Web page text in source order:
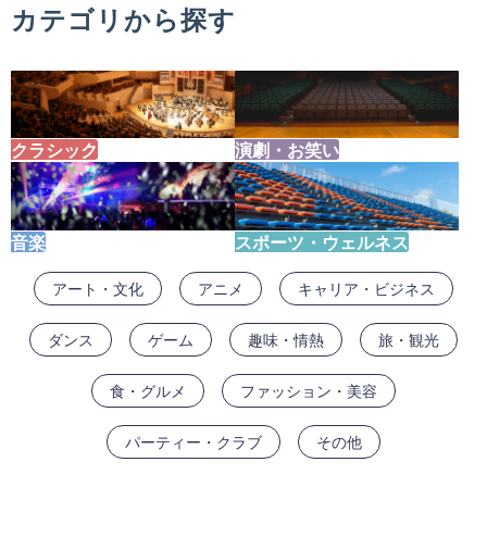
カテゴリから探す
クラシック 演劇・お笑い
音楽 スポーツ・ウェルネス
アート・文化 アニメ キャリア・ビジネス
ダンス ゲーム 趣味・情熱 旅・観光
食・グルメ ファッション・美容
パーティー・クラブ その他